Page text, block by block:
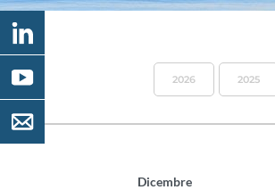
2026 2025
Dicembre